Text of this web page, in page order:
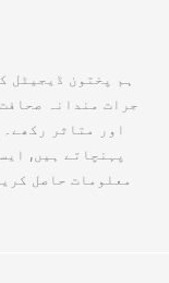
ہم پختون ڈیجیٹل
جرات مندانہ
اور متاثر
پہنچاتے ہیں,
معلومات حاصل